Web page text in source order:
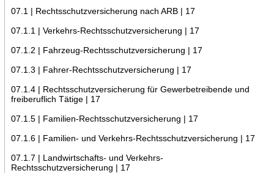
07.1 | Rechtsschutzversicherung nach ARB | 17
07.1.1 | Verkehrs-Rechtsschutzversicherung | 17
07.1.2 | Fahrzeug-Rechtsschutzversicherung | 17
07.1.3 | Fahrer-Rechtsschutzversicherung | 17
07.1.4 | Rechtsschutzversicherung für Gewerbetreibende und
freiberuflich Tätige | 17
07.1.5 | Familien-Rechtsschutzversicherung | 17
07.1.6 | Familien- und Verkehrs-Rechtsschutzversicherung | 17
07.1.7 | Landwirtschafts- und Verkehrs-
Rechtsschutzversicherung | 17